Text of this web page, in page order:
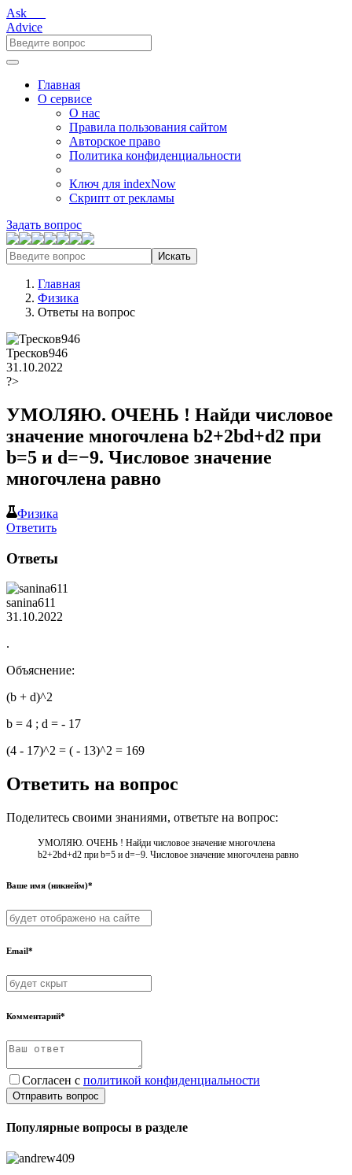
Ask___
Advice
Главная
О сервисе
О нас
Правила пользования сайтом
Авторское право
Политика конфиденциальности
Ключ для indexNow
Скрипт от рекламы
Задать вопрос
Искать
Главная
Физика
Ответы на вопрос
Тресков946
31.10.2022
?>
УМОЛЯЮ. ОЧЕНЬ ! Найди числовое
значение многочлена b2+2bd+d2 при
b=5 и d=−9. Числовое значение
многочлена равно
Физика
Ответить
Ответы
sanina611
31.10.2022
.
Объяснение:
(b + d)^2
b = 4 ; d = - 17
(4 - 17)^2 = ( - 13)^2 = 169
Ответить на вопрос
Поделитесь своими знаниями, ответьте на вопрос:
УМОЛЯЮ. ОЧЕНЬ ! Найди числовое значение многочлена
b2+2bd+d2 при b=5 и d=−9. Числовое значение многочлена равно
Ваше имя (никнейм)*
Email*
Комментарий*
Согласен с политикой конфиденциальности
Отправить вопрос
Популярные вопросы в разделе